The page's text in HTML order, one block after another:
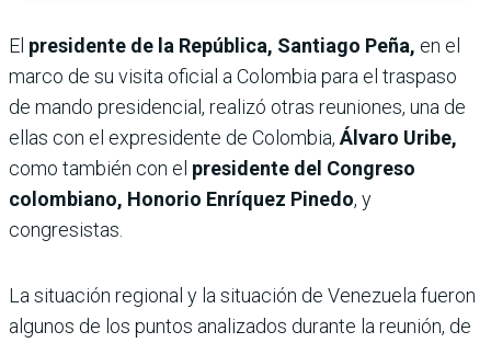
El presidente de la República, Santiago Peña, en el
marco de su visita oficial a Colombia para el traspaso
de mando presidencial, realizó otras reuniones, una de
ellas con el expresidente de Colombia, Álvaro Uribe,
como también con el presidente del Congreso
colombiano, Honorio Enríquez Pinedo, y
congresistas.
La situación regional y la situación de Venezuela fueron
algunos de los puntos analizados durante la reunión, de